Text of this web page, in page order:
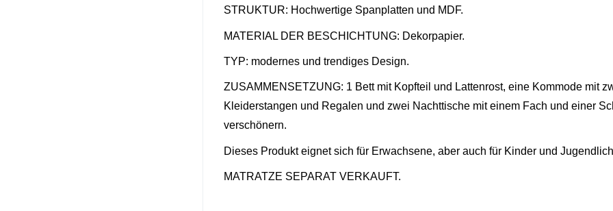
STRUKTUR: Hochwertige Spanplatten und MDF.
MATERIAL DER BESCHICHTUNG: Dekorpapier.
TYP: modernes und trendiges Design.
ZUSAMMENSETZUNG: 1 Bett mit Kopfteil und Lattenrost, eine Kommode mit
Kleiderstangen und Regalen und zwei Nachttische mit einem Fach und einer
verschönern.
Dieses Produkt eignet sich für Erwachsene, aber auch für Kinder und
MATRATZE SEPARAT VERKAUFT.